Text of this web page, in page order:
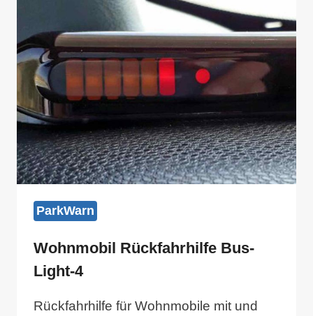
4
ParkWarn
Wohnmobil Rückfahrhilfe Bus-
Light-4
Rückfahrhilfe für Wohnmobile mit und